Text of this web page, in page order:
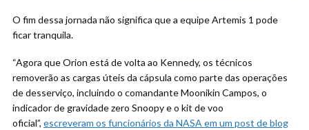
O fim dessa jornada não significa que a equipe Artemis 1 pode
ficar tranquila.
“Agora que Orion está de volta ao Kennedy, os técnicos
removerão as cargas úteis da cápsula como parte das operações
de desserviço, incluindo o comandante Moonikin Campos, o
indicador de gravidade zero Snoopy e o kit de voo
oficial”, escreveram os funcionários da NASA em um post de blog